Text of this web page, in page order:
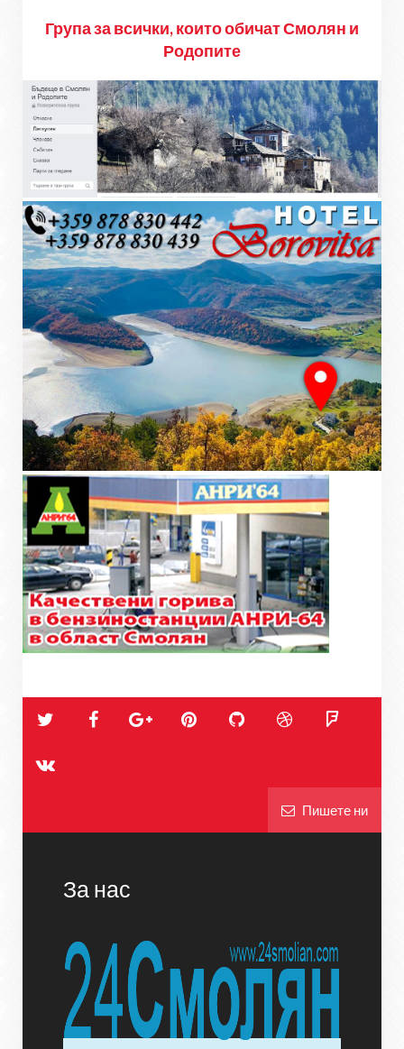
Група за всички, които обичат Смолян и
Родопите
Пишете ни
За нас